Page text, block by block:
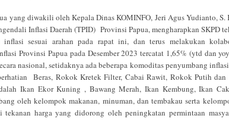
yang diwakili oleh Kepala Dinas KOMINFO, Jeri Agus Yudianto,
Inflasi Daerah (TPID) Provinsi Papua, mengharapkan SKPD
inflasi sesuai arahan pada rapat ini, dan terus melakukan
Provinsi Papua pada Desember 2023 tercatat 1,65% (ytd dan
nasional, setidaknya ada beberapa komoditas penyumbang
Beras, Rokok Kretek Filter, Cabai Rawit, Rokok Putih
Ikan Ekor Kuning , Bawang Merah, Ikan Kembung, Ikan
oleh kelompok makanan, minuman, dan tembakau serta
tekanan harga yang didorong oleh peningkatan permintaan